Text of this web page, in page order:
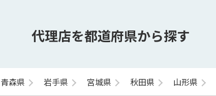
代理店を都道府県から探す
青森県 岩手県 宮城県 秋田県 山形県